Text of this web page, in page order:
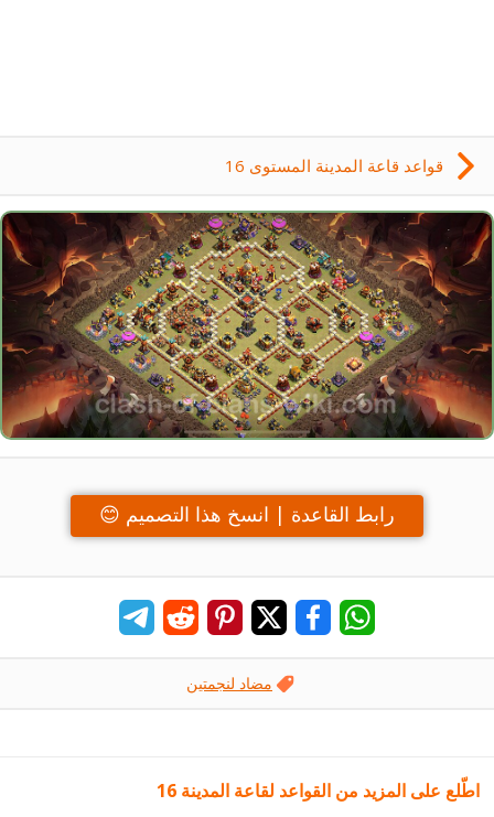
قواعد قاعة المدينة المستوى 16
رابط القاعدة | انسخ هذا التصميم 😊
مضاد لنجمتين
اطّلع على المزيد من القواعد لقاعة المدينة 16